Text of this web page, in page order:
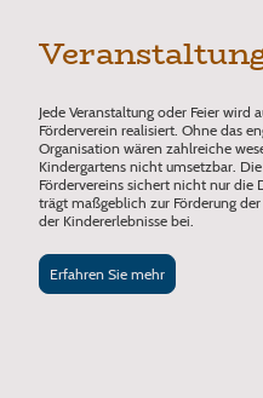
Jede Veranstaltung oder Feier wird
Förderverein realisiert. Ohne das
Organisation wären zahlreiche
Kindergartens nicht umsetzbar.
Fördervereins sichert nicht nur die
trägt maßgeblich zur Förderung
der Kindererlebnisse bei.
Erfahren Sie mehr